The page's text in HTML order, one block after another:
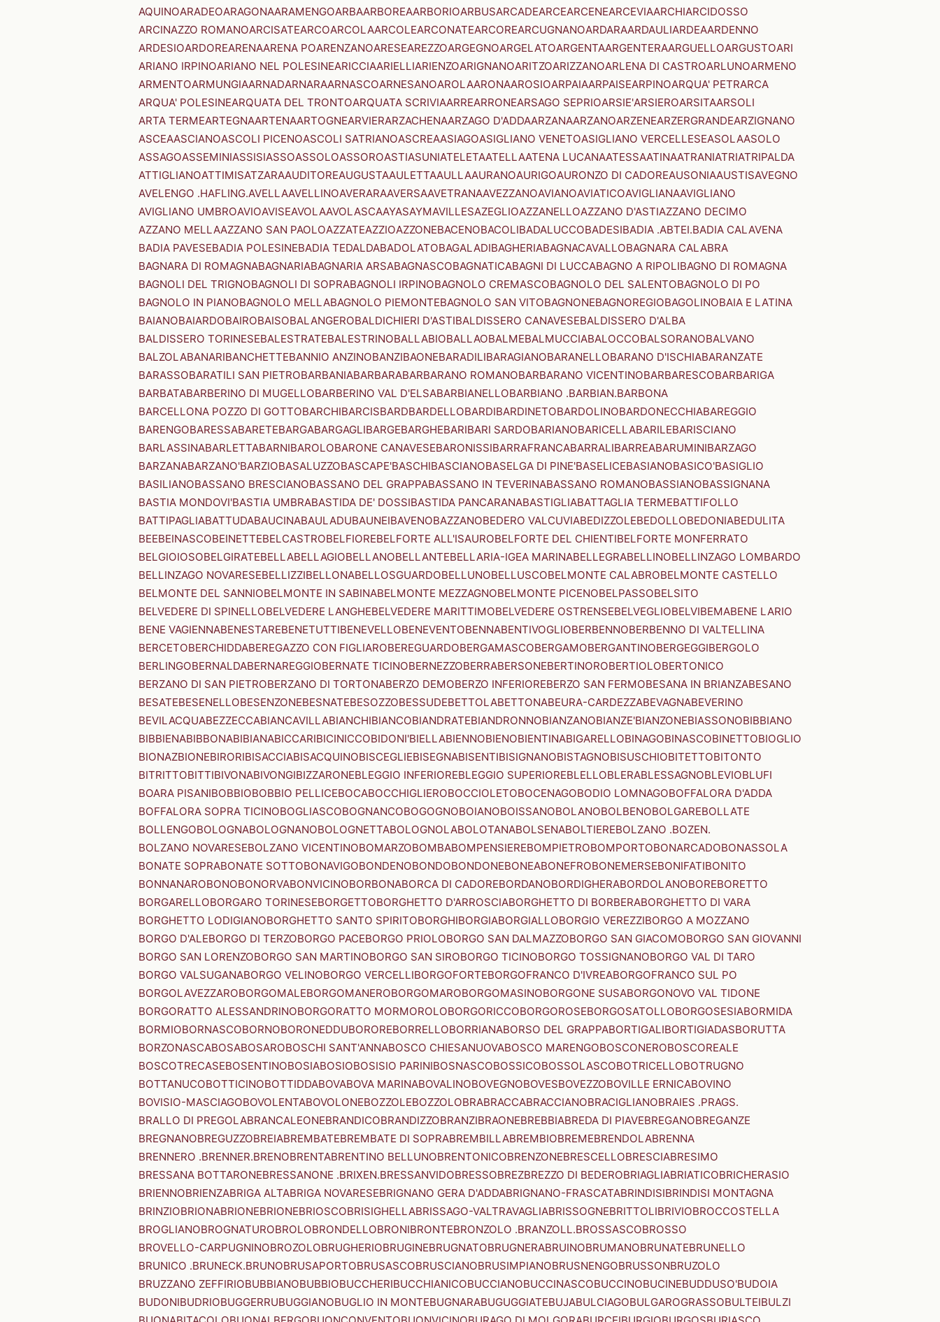
AQUINOARADEOARAGONAARAMENGOARBAARBOREAARBORIOARBUSARCADEARCEARCENEARCEVIAARCHIARCIDOSSO
ARCINAZZO ROMANOARCISATEARCOARCOLAARCOLEARCONATEARCOREARCUGNANOARDARAARDAULIARDEAARDENNO
ARDESIOARDOREARENAARENA POARENZANOARESEAREZZOARGEGNOARGELATOARGENTAARGENTERAARGUELLOARGUSTOARI
ARIANO IRPINOARIANO NEL POLESINEARICCIAARIELLIARIENZOARIGNANOARITZOARIZZANOARLENA DI CASTROARLUNOARMENO
ARMENTOARMUNGIAARNADARNARAARNASCOARNESANOAROLAARONAAROSIOARPAIAARPAISEARPINOARQUA' PETRARCA
ARQUA' POLESINEARQUATA DEL TRONTOARQUATA SCRIVIAARREARRONEARSAGO SEPRIOARSIE'ARSIEROARSITAARSOLI
ARTA TERMEARTEGNAARTENAARTOGNEARVIERARZACHENAARZAGO D'ADDAARZANAARZANOARZENEARZERGRANDEARZIGNANO
ASCEAASCIANOASCOLI PICENOASCOLI SATRIANOASCREAASIAGOASIGLIANO VENETOASIGLIANO VERCELLESEASOLAASOLO
ASSAGOASSEMINIASSISIASSOASSOLOASSOROASTIASUNIATELETAATELLAATENA LUCANAATESSAATINAATRANIATRIATRIPALDA
ATTIGLIANOATTIMISATZARAAUDITOREAUGUSTAAULETTAAULLAAURANOAURIGOAURONZO DI CADOREAUSONIAAUSTISAVEGNO
AVELENGO .HAFLING.AVELLAAVELLINOAVERARAAVERSAAVETRANAAVEZZANOAVIANOAVIATICOAVIGLIANAAVIGLIANO
AVIGLIANO UMBROAVIOAVISEAVOLAAVOLASCAAYASAYMAVILLESAZEGLIOAZZANELLOAZZANO D'ASTIAZZANO DECIMO
AZZANO MELLAAZZANO SAN PAOLOAZZATEAZZIOAZZONEBACENOBACOLIBADALUCCOBADESIBADIA .ABTEI.BADIA CALAVENA
BADIA PAVESEBADIA POLESINEBADIA TEDALDABADOLATOBAGALADIBAGHERIABAGNACAVALLOBAGNARA CALABRA
BAGNARA DI ROMAGNABAGNARIABAGNARIA ARSABAGNASCOBAGNATICABAGNI DI LUCCABAGNO A RIPOLIBAGNO DI ROMAGNA
BAGNOLI DEL TRIGNOBAGNOLI DI SOPRABAGNOLI IRPINOBAGNOLO CREMASCOBAGNOLO DEL SALENTOBAGNOLO DI PO
BAGNOLO IN PIANOBAGNOLO MELLABAGNOLO PIEMONTEBAGNOLO SAN VITOBAGNONEBAGNOREGIOBAGOLINOBAIA E LATINA
BAIANOBAIARDOBAIROBAISOBALANGEROBALDICHIERI D'ASTIBALDISSERO CANAVESEBALDISSERO D'ALBA
BALDISSERO TORINESEBALESTRATEBALESTRINOBALLABIOBALLAOBALMEBALMUCCIABALOCCOBALSORANOBALVANO
BALZOLABANARIBANCHETTEBANNIO ANZINOBANZIBAONEBARADILIBARAGIANOBARANELLOBARANO D'ISCHIABARANZATE
BARASSOBARATILI SAN PIETROBARBANIABARBARABARBARANO ROMANOBARBARANO VICENTINOBARBARESCOBARBARIGA
BARBATABARBERINO DI MUGELLOBARBERINO VAL D'ELSABARBIANELLOBARBIANO .BARBIAN.BARBONA
BARCELLONA POZZO DI GOTTOBARCHIBARCISBARDBARDELLOBARDIBARDINETOBARDOLINOBARDONECCHIABAREGGIO
BARENGOBARESSABARETEBARGABARGAGLIBARGEBARGHEBARIBARI SARDOBARIANOBARICELLABARILEBARISCIANO
BARLASSINABARLETTABARNIBAROLOBARONE CANAVESEBARONISSIBARRAFRANCABARRALIBARREABARUMINIBARZAGO
BARZANABARZANO'BARZIOBASALUZZOBASCAPE'BASCHIBASCIANOBASELGA DI PINE'BASELICEBASIANOBASICO'BASIGLIO
BASILIANOBASSANO BRESCIANOBASSANO DEL GRAPPABASSANO IN TEVERINABASSANO ROMANOBASSIANOBASSIGNANA
BASTIA MONDOVI'BASTIA UMBRABASTIDA DE' DOSSIBASTIDA PANCARANABASTIGLIABATTAGLIA TERMEBATTIFOLLO
BATTIPAGLIABATTUDABAUCINABAULADUBAUNEIBAVENOBAZZANOBEDERO VALCUVIABEDIZZOLEBEDOLLOBEDONIABEDULITA
BEEBEINASCOBEINETTEBELCASTROBELFIOREBELFORTE ALL'ISAUROBELFORTE DEL CHIENTIBELFORTE MONFERRATO
BELGIOIOSOBELGIRATEBELLABELLAGIOBELLANOBELLANTEBELLARIA-IGEA MARINABELLEGRABELLINOBELLINZAGO LOMBARDO
BELLINZAGO NOVARESEBELLIZZIBELLONABELLOSGUARDOBELLUNOBELLUSCOBELMONTE CALABROBELMONTE CASTELLO
BELMONTE DEL SANNIOBELMONTE IN SABINABELMONTE MEZZAGNOBELMONTE PICENOBELPASSOBELSITO
BELVEDERE DI SPINELLOBELVEDERE LANGHEBELVEDERE MARITTIMOBELVEDERE OSTRENSEBELVEGLIOBELVIBEMABENE LARIO
BENE VAGIENNABENESTAREBENETUTTIBENEVELLOBENEVENTOBENNABENTIVOGLIOBERBENNOBERBENNO DI VALTELLINA
BERCETOBERCHIDDABEREGAZZO CON FIGLIAROBEREGUARDOBERGAMASCOBERGAMOBERGANTINOBERGEGGIBERGOLO
BERLINGOBERNALDABERNAREGGIOBERNATE TICINOBERNEZZOBERRABERSONEBERTINOROBERTIOLOBERTONICO
BERZANO DI SAN PIETROBERZANO DI TORTONABERZO DEMOBERZO INFERIOREBERZO SAN FERMOBESANA IN BRIANZABESANO
BESATEBESENELLOBESENZONEBESNATEBESOZZOBESSUDEBETTOLABETTONABEURA-CARDEZZABEVAGNABEVERINO
BEVILACQUABEZZECCABIANCAVILLABIANCHIBIANCOBIANDRATEBIANDRONNOBIANZANOBIANZE'BIANZONEBIASSONOBIBBIANO
BIBBIENABIBBONABIBIANABICCARIBICINICCOBIDONI'BIELLABIENNOBIENOBIENTINABIGARELLOBINAGOBINASCOBINETTOBIOGLIO
BIONAZBIONEBIRORIBISACCIABISACQUINOBISCEGLIEBISEGNABISENTIBISIGNANOBISTAGNOBISUSCHIOBITETTOBITONTO
BITRITTOBITTIBIVONABIVONGIBIZZARONEBLEGGIO INFERIOREBLEGGIO SUPERIOREBLELLOBLERABLESSAGNOBLEVIOBLUFI
BOARA PISANIBOBBIOBOBBIO PELLICEBOCABOCCHIGLIEROBOCCIOLETOBOCENAGOBODIO LOMNAGOBOFFALORA D'ADDA
BOFFALORA SOPRA TICINOBOGLIASCOBOGNANCOBOGOGNOBOIANOBOISSANOBOLANOBOLBENOBOLGAREBOLLATE
BOLLENGOBOLOGNABOLOGNANOBOLOGNETTABOLOGNOLABOLOTANABOLSENABOLTIEREBOLZANO .BOZEN.
BOLZANO NOVARESEBOLZANO VICENTINOBOMARZOBOMBABOMPENSIEREBOMPIETROBOMPORTOBONARCADOBONASSOLA
BONATE SOPRABONATE SOTTOBONAVIGOBONDENOBONDOBONDONEBONEABONEFROBONEMERSEBONIFATIBONITO
BONNANAROBONOBONORVABONVICINOBORBONABORCA DI CADOREBORDANOBORDIGHERABORDOLANOBOREBORETTO
BORGARELLOBORGARO TORINESEBORGETTOBORGHETTO D'ARROSCIABORGHETTO DI BORBERABORGHETTO DI VARA
BORGHETTO LODIGIANOBORGHETTO SANTO SPIRITOBORGHIBORGIABORGIALLOBORGIO VEREZZIBORGO A MOZZANO
BORGO D'ALEBORGO DI TERZOBORGO PACEBORGO PRIOLOBORGO SAN DALMAZZOBORGO SAN GIACOMOBORGO SAN GIOVANNI
BORGO SAN LORENZOBORGO SAN MARTINOBORGO SAN SIROBORGO TICINOBORGO TOSSIGNANOBORGO VAL DI TARO
BORGO VALSUGANABORGO VELINOBORGO VERCELLIBORGOFORTEBORGOFRANCO D'IVREABORGOFRANCO SUL PO
BORGOLAVEZZAROBORGOMALEBORGOMANEROBORGOMAROBORGOMASINOBORGONE SUSABORGONOVO VAL TIDONE
BORGORATTO ALESSANDRINOBORGORATTO MORMOROLOBORGORICCOBORGOROSEBORGOSATOLLOBORGOSESIABORMIDA
BORMIOBORNASCOBORNOBORONEDDUBOROREBORRELLOBORRIANABORSO DEL GRAPPABORTIGALIBORTIGIADASBORUTTA
BORZONASCABOSABOSAROBOSCHI SANT'ANNABOSCO CHIESANUOVABOSCO MARENGOBOSCONEROBOSCOREALE
BOSCOTRECASEBOSENTINOBOSIABOSIOBOSISIO PARINIBOSNASCOBOSSICOBOSSOLASCOBOTRICELLOBOTRUGNO
BOTTANUCOBOTTICINOBOTTIDDABOVABOVA MARINABOVALINOBOVEGNOBOVESBOVEZZOBOVILLE ERNICABOVINO
BOVISIO-MASCIAGOBOVOLENTABOVOLONEBOZZOLEBOZZOLOBRABRACCABRACCIANOBRACIGLIANOBRAIES .PRAGS.
BRALLO DI PREGOLABRANCALEONEBRANDICOBRANDIZZOBRANZIBRAONEBREBBIABREDA DI PIAVEBREGANOBREGANZE
BREGNANOBREGUZZOBREIABREMBATEBREMBATE DI SOPRABREMBILLABREMBIOBREMEBRENDOLABRENNA
BRENNERO .BRENNER.BRENOBRENTABRENTINO BELLUNOBRENTONICOBRENZONEBRESCELLOBRESCIABRESIMO
BRESSANA BOTTARONEBRESSANONE .BRIXEN.BRESSANVIDOBRESSOBREZBREZZO DI BEDEROBRIAGLIABRIATICOBRICHERASIO
BRIENNOBRIENZABRIGA ALTABRIGA NOVARESEBRIGNANO GERA D'ADDABRIGNANO-FRASCATABRINDISIBRINDISI MONTAGNA
BRINZIOBRIONABRIONEBRIONEBRIOSCOBRISIGHELLABRISSAGO-VALTRAVAGLIABRISSOGNEBRITTOLIBRIVIOBROCCOSTELLA
BROGLIANOBROGNATUROBROLOBRONDELLOBRONIBRONTEBRONZOLO .BRANZOLL.BROSSASCOBROSSO
BROVELLO-CARPUGNINOBROZOLOBRUGHERIOBRUGINEBRUGNATOBRUGNERABRUINOBRUMANOBRUNATEBRUNELLO
BRUNICO .BRUNECK.BRUNOBRUSAPORTOBRUSASCOBRUSCIANOBRUSIMPIANOBRUSNENGOBRUSSONBRUZOLO
BRUZZANO ZEFFIRIOBUBBIANOBUBBIOBUCCHERIBUCCHIANICOBUCCIANOBUCCINASCOBUCCINOBUCINEBUDDUSO'BUDOIA
BUDONIBUDRIOBUGGERRUBUGGIANOBUGLIO IN MONTEBUGNARABUGUGGIATEBUJABULCIAGOBULGAROGRASSOBULTEIBULZI